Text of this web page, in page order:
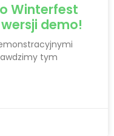
Winterfest
demo!
tym